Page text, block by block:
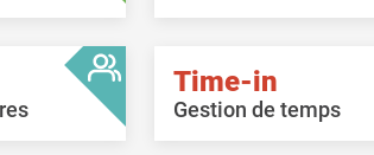
Time-in
Gestion de temps